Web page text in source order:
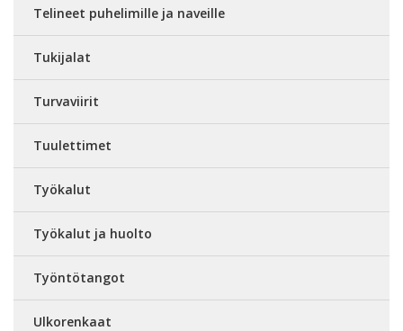
Telineet puhelimille ja naveille
Tukijalat
Turvaviirit
Tuulettimet
Työkalut
Työkalut ja huolto
Työntötangot
Ulkorenkaat